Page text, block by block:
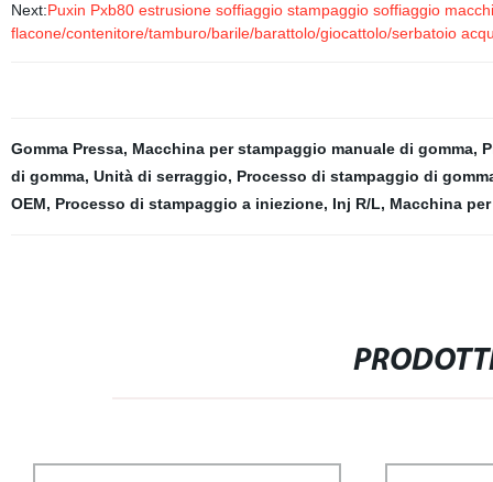
Next:Puxin Pxb80 estrusione soffiaggio stampaggio soffiaggio
flacone/contenitore/tamburo/barile/barattolo/giocattolo/serbatoio
Gomma Pressa, Macchina per stampaggio manuale di gomma,
di gomma, Unità di serraggio, Processo di stampaggio di
OEM, Processo di stampaggio a iniezione, Inj R/L, Macchina